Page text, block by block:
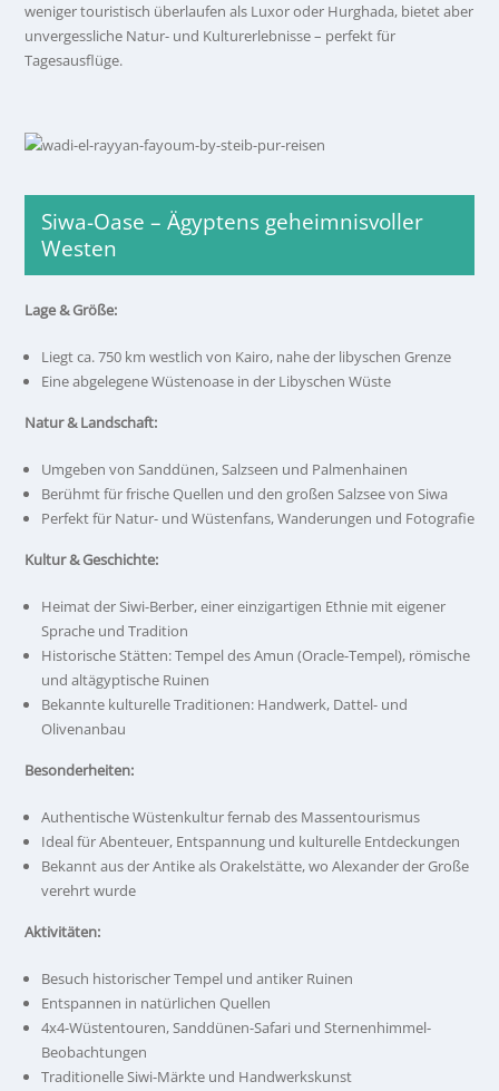
weniger touristisch überlaufen als Luxor oder Hurghada, bietet aber
unvergessliche Natur- und Kulturerlebnisse – perfekt für
Tagesausflüge.
Siwa-Oase – Ägyptens geheimnisvoller
Westen
Lage & Größe:
Liegt ca. 750 km westlich von Kairo, nahe der libyschen Grenze
Eine abgelegene Wüstenoase in der Libyschen Wüste
Natur & Landschaft:
Umgeben von Sanddünen, Salzseen und Palmenhainen
Berühmt für frische Quellen und den großen Salzsee von Siwa
Perfekt für Natur- und Wüstenfans, Wanderungen und Fotografie
Kultur & Geschichte:
Heimat der Siwi-Berber, einer einzigartigen Ethnie mit eigener
Sprache und Tradition
Historische Stätten: Tempel des Amun (Oracle-Tempel), römische
und altägyptische Ruinen
Bekannte kulturelle Traditionen: Handwerk, Dattel- und
Olivenanbau
Besonderheiten:
Authentische Wüstenkultur fernab des Massentourismus
Ideal für Abenteuer, Entspannung und kulturelle Entdeckungen
Bekannt aus der Antike als Orakelstätte, wo Alexander der Große
verehrt wurde
Aktivitäten:
Besuch historischer Tempel und antiker Ruinen
Entspannen in natürlichen Quellen
4x4-Wüstentouren, Sanddünen-Safari und Sternenhimmel-
Beobachtungen
Traditionelle Siwi-Märkte und Handwerkskunst